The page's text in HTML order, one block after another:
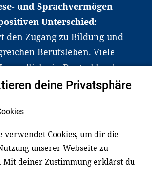
und Sprachvermögen
Unterschied:
den Zugang zu Bildung und
Berufsleben. Viele
in Deutschland
Schwierigkeiten dabei.
an Erzieher*innen,
und andere
Dafür arbeiten wir eng
wissenschaftlichen
deine Privatsphäre
verwendet Cookies, um dir die
unserer Webseite zu
Mit deiner Zustimmung erklärst du